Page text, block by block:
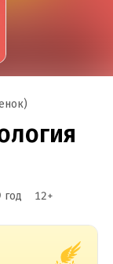
)
год 12+